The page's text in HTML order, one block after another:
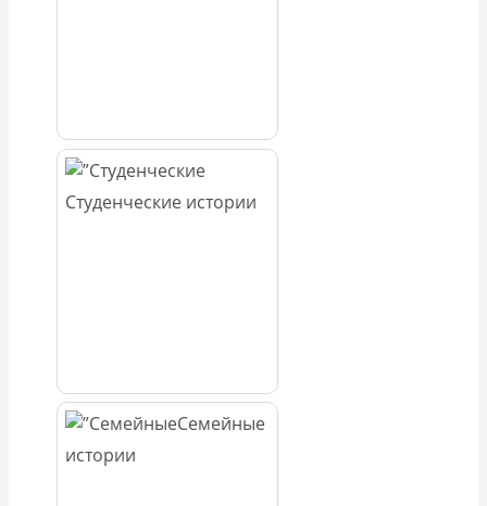
Студенческие истории
Семейные
истории